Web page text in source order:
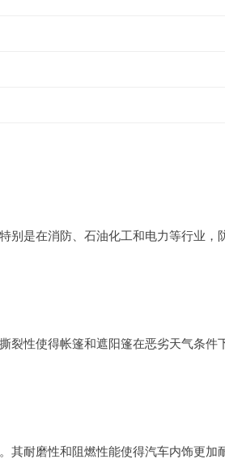
别是在消防、石油化工和电力等行业，
裂性使得帐篷和遮阳篷在恶劣天气条件
其耐磨性和阻燃性能使得汽车内饰更加